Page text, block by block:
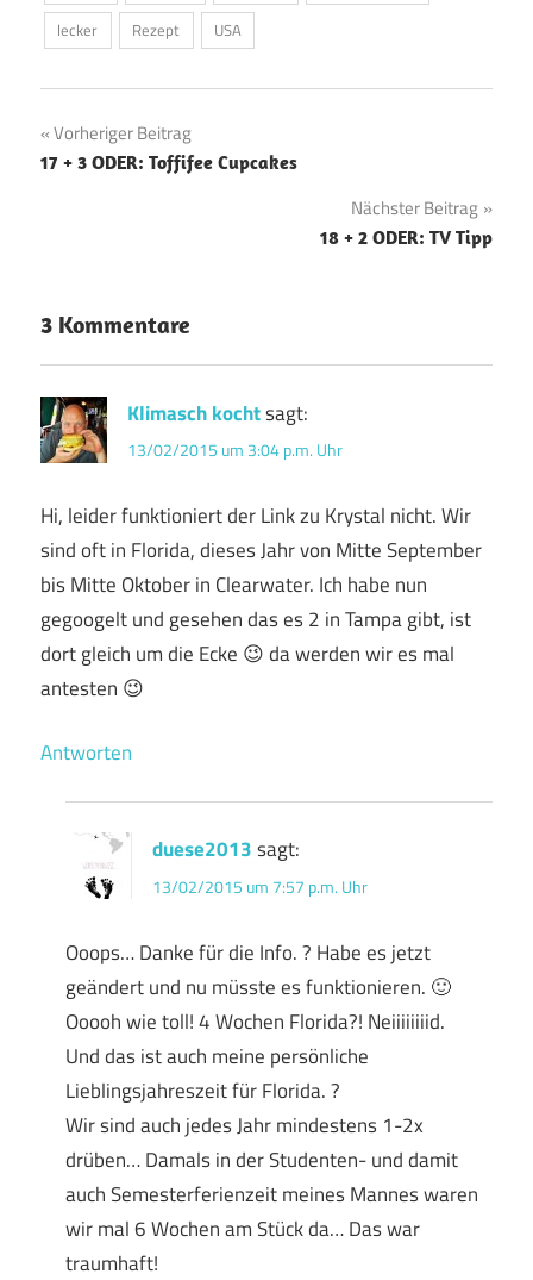
lecker
Rezept USA
Beitragsnavigation
Vorheriger Beitrag
17 + 3 ODER: Toffifee Cupcakes
Nächster Beitrag
18 + 2 ODER: TV Tipp
3 Kommentare
Klimasch kochtsagt:
13/02/2015 um 3:04 p.m. Uhr
Hi, leider funktioniert der Link zu Krystal nicht. Wir
sind oft in Florida, dieses Jahr von Mitte September
bis Mitte Oktober in Clearwater. Ich habe nun
gegoogelt und gesehen das es 2 in Tampa gibt, ist
dort gleich um die Ecke 😉 da werden wir es mal
antesten 😉
Antworten
duese2013 sagt:
13/02/2015 um 7:57 p.m. Uhr
Ooops… Danke für die Info. ? Habe es jetzt
geändert und nu müsste es funktionieren. 🙂
Ooooh wie toll! 4 Wochen Florida?! Neiiiiiiiid.
Und das ist auch meine persönliche
Lieblingsjahreszeit für Florida. ?
Wir sind auch jedes Jahr mindestens 1-2x
drüben… Damals in der Studenten- und damit
auch Semesterferienzeit meines Mannes waren
wir mal 6 Wochen am Stück da… Das war
traumhaft!